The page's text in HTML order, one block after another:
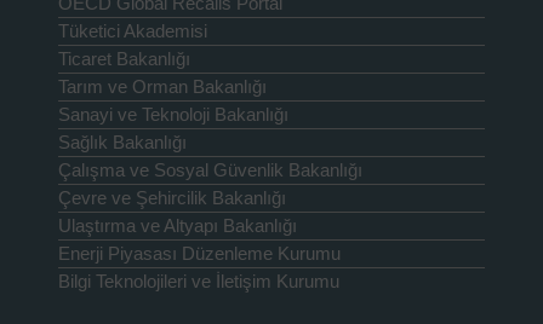
OECD Global Recalls Portal
Tüketici Akademisi
Ticaret Bakanlığı
Tarım ve Orman Bakanlığı
Sanayi ve Teknoloji Bakanlığı
Sağlık Bakanlığı
Çalışma ve Sosyal Güvenlik Bakanlığı
Çevre ve Şehircilik Bakanlığı
Ulaştırma ve Altyapı Bakanlığı
Enerji Piyasası Düzenleme Kurumu
Bilgi Teknolojileri ve İletişim Kurumu